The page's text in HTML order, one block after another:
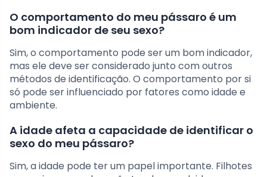
O comportamento do meu pássaro é um
bom indicador de seu sexo?
Sim, o comportamento pode ser um bom indicador,
mas ele deve ser considerado junto com outros
métodos de identificação. O comportamento por si
só pode ser influenciado por fatores como idade e
ambiente.
A idade afeta a capacidade de identificar o
sexo do meu pássaro?
Sim, a idade pode ter um papel importante. Filhotes